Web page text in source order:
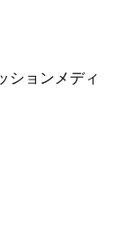
ションメディ